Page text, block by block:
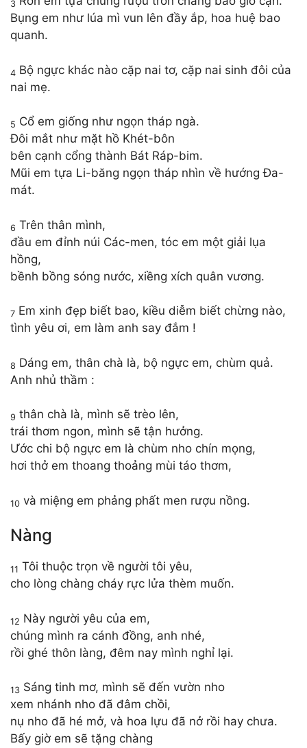
3
Bụng em như lúa mì vun lên đầy ắp, hoa huệ bao
quanh.
4 Bộ ngực khác nào cặp nai tơ, cặp nai sinh đôi của
nai mẹ.
5 Cổ em giống như ngọn tháp ngà.
Đôi mắt như mặt hồ Khét-bôn
bên cạnh cổng thành Bát Ráp-bim.
Mũi em tựa Li-băng ngọn tháp nhìn về hướng Đa-
mát.
6 Trên thân mình,
đầu em đỉnh núi Các-men, tóc em một giải lụa
hồng,
bềnh bồng sóng nước, xiềng xích quân vương.
7 Em xinh đẹp biết bao, kiều diễm biết chừng nào,
tình yêu ơi, em làm anh say đắm !
8 Dáng em, thân chà là, bộ ngực em, chùm quả.
Anh nhủ thầm :
9 thân chà là, mình sẽ trèo lên,
trái thơm ngon, mình sẽ tận hưởng.
Ước chi bộ ngực em là chùm nho chín mọng,
hơi thở em thoang thoảng mùi táo thơm,
10 và miệng em phảng phất men rượu nồng.
Nàng
11 Tôi thuộc trọn về người tôi yêu,
cho lòng chàng cháy rực lửa thèm muốn.
12 Này người yêu của em,
chúng mình ra cánh đồng, anh nhé,
rồi ghé thôn làng, đêm nay mình nghỉ lại.
13 Sáng tinh mơ, mình sẽ đến vườn nho
xem nhánh nho đã đâm chồi,
nụ nho đã hé mở, và hoa lựu đã nở rồi hay chưa.
Bấy giờ em sẽ tặng chàng